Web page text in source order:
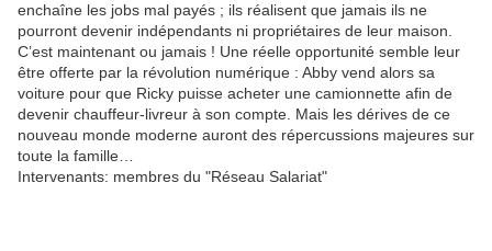
enchaîne les jobs mal payés ; ils réalisent que jamais ils ne
pourront devenir indépendants ni propriétaires de leur maison.
C’est maintenant ou jamais ! Une réelle opportunité semble leur
être offerte par la révolution numérique : Abby vend alors sa
voiture pour que Ricky puisse acheter une camionnette afin de
devenir chauffeur-livreur à son compte. Mais les dérives de ce
nouveau monde moderne auront des répercussions majeures sur
toute la famille…
Intervenants: membres du "Réseau Salariat"